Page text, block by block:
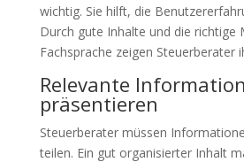
wichtig. Sie hilft, die
Durch gute Inhalte und die richtige
Fachsprache zeigen Steuerberater
Relevante
präsentieren
Steuerberater müssen
teilen. Ein gut organisierter Inhalt